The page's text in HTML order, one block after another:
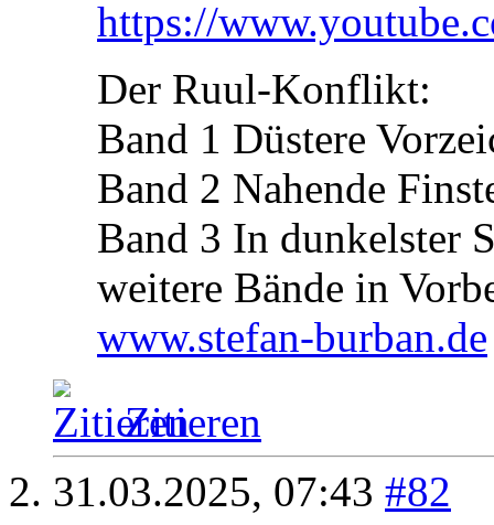
https://
Der Ruul-Konflikt:
Band 1 Düstere
Band 2 Nahende
Band 3 In dunkelster
weitere Bände in
www.stefan-burban.de
Zitieren
31.03.2025, 07:43 #82